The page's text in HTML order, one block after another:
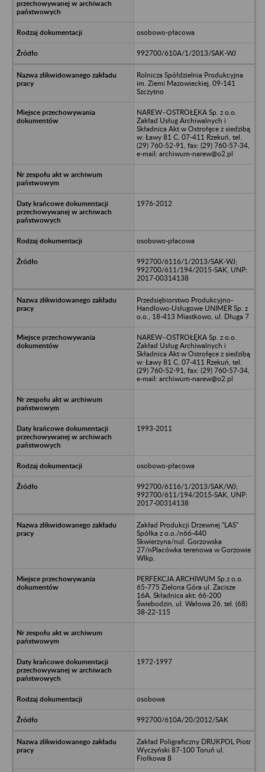
osobowo-płacowa
992700/610A/1/2013/SAK-WJ
Rolnicza Spółdzielnia Produkcyjna
im. Ziemi Mazowieckiej, 09-141
Szczytno
NAREW–OSTROŁĘKA Sp. z o.o.
Zakład Usług Archiwalnych i
Składnica Akt w Ostrołęce z siedzibą
w: Ławy 81 C, 07-411 Rzekuń, tel.
(29) 760-52-91, fax: (29) 760-57-34,
e-mail: archiwum-narew@o2.pl
1976-2012
osobowo-płacowa
992700/6116/1/2013/SAK-WJ;
992700/611/194/2015-SAK, UNP:
2017-00314138
Przedsiębiorstwo Produkcyjno-
Handlowo-Usługowe UNIMER Sp. z
o.o., 18-413 Miastkowo, ul. Długa 7
NAREW–OSTROŁĘKA Sp. z o.o.
Zakład Usług Archiwalnych i
Składnica Akt w Ostrołęce z siedzibą
w: Ławy 81 C, 07-411 Rzekuń, tel.
(29) 760-52-91, fax: (29) 760-57-34,
e-mail: archiwum-narew@o2.pl
1993-2011
osobowo-płacowa
992700/6116/1/2013/SAK/WJ;
992700/611/194/2015-SAK, UNP:
2017-00314138
Zakład Produkcji Drzewnej "LAS"
Spółka z o.o./n66-440
Skwierzyna/nul. Gorzowska
27/nPlacówka terenowa w Gorzowie
Wlkp.
PERFEKCJA ARCHIWUM Sp.z o.o.
65-775 Zielona Góra ul. Zacisze
16A, Składnica akt: 66-200
Świebodzin, ul. Wałowa 26, tel. (68)
38-22-115
1972-1997
osobowa
992700/610A/20/2012/SAK
Zakład Poligraficzny DRUKPOL Piotr
Wyczyński 87-100 Toruń ul.
Fiołkowa 8